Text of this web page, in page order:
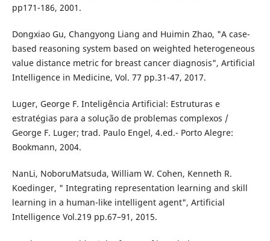
pp171-186, 2001.
Dongxiao Gu, Changyong Liang and Huimin Zhao, "A case-
based reasoning system based on weighted heterogeneous
value distance metric for breast cancer diagnosis", Artificial
Intelligence in Medicine, Vol. 77 pp.31-47, 2017.
Luger, George F. Inteligência Artificial: Estruturas e
estratégias para a solução de problemas complexos /
George F. Luger; trad. Paulo Engel, 4.ed.- Porto Alegre:
Bookmann, 2004.
NanLi, NoboruMatsuda, William W. Cohen, Kenneth R.
Koedinger, " Integrating representation learning and skill
learning in a human-like intelligent agent", Artificial
Intelligence Vol.219 pp.67–91, 2015.